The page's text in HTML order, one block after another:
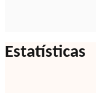
Estatísticas